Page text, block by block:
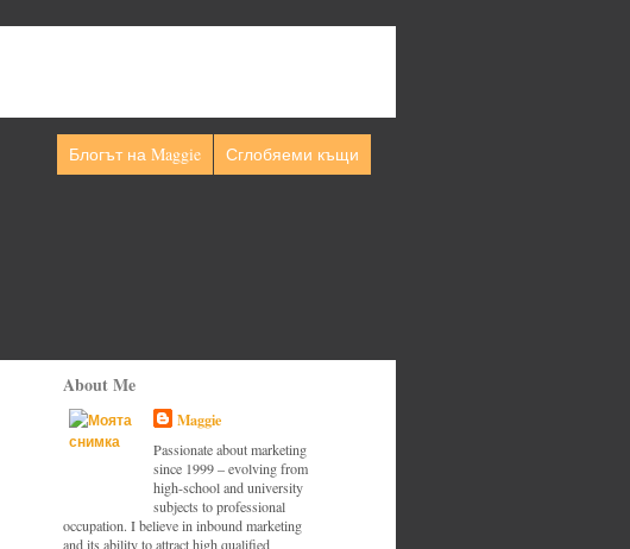
Блогът на Maggie Сглобяеми къщи
About Me
Maggie
Passionate about marketing
since 1999 – evolving from
high-school and university
subjects to professional
occupation. I believe in inbound marketing
and its ability to attract high qualified